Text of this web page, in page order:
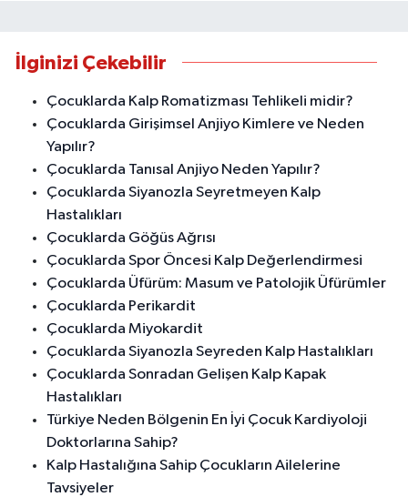
İlginizi Çekebilir
Çocuklarda Kalp Romatizması Tehlikeli midir?
Çocuklarda Girişimsel Anjiyo Kimlere ve Neden
Yapılır?
Çocuklarda Tanısal Anjiyo Neden Yapılır?
Çocuklarda Siyanozla Seyretmeyen Kalp
Hastalıkları
Çocuklarda Göğüs Ağrısı
Çocuklarda Spor Öncesi Kalp Değerlendirmesi
Çocuklarda Üfürüm: Masum ve Patolojik Üfürümler
Çocuklarda Perikardit
Çocuklarda Miyokardit
Çocuklarda Siyanozla Seyreden Kalp Hastalıkları
Çocuklarda Sonradan Gelişen Kalp Kapak
Hastalıkları
Türkiye Neden Bölgenin En İyi Çocuk Kardiyoloji
Doktorlarına Sahip?
Kalp Hastalığına Sahip Çocukların Ailelerine
Tavsiyeler